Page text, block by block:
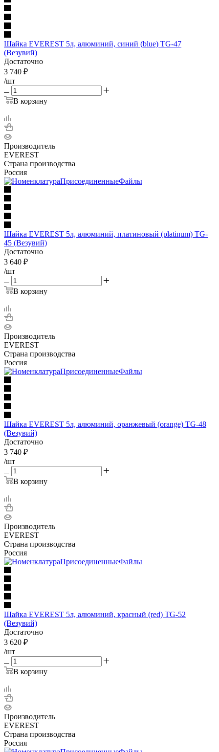
Шайка EVEREST 5л, алюминий, синий (blue) TG-47
(Везувий)
Достаточно
3 740 ₽
/шт
В корзину
Производитель
EVEREST
Страна производства
Россия
Шайка EVEREST 5л, алюминий, платиновый (platinum) TG-
45 (Везувий)
Достаточно
3 640 ₽
/шт
В корзину
Производитель
EVEREST
Страна производства
Россия
Шайка EVEREST 5л, алюминий, оранжевый (orange) TG-48
(Везувий)
Достаточно
3 740 ₽
/шт
В корзину
Производитель
EVEREST
Страна производства
Россия
Шайка EVEREST 5л, алюминий, красный (red) TG-52
(Везувий)
Достаточно
3 620 ₽
/шт
В корзину
Производитель
EVEREST
Страна производства
Россия